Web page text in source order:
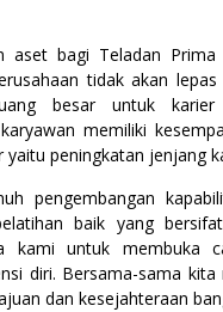
aset bagi Teladan
tidak akan
besar untuk
memiliki
yaitu peningkatan jenjang
pengembangan
baik yang
kami untuk membuka
diri. Bersama-sama
dan kesejahteraan